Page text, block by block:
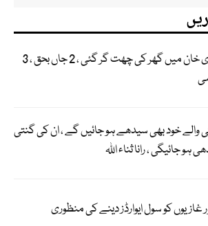
ڈیرہ غازی خان میں گھر کی چھت گر گئی ، 2 جاں بحق ، 3
والے خود بھی سیدھے ہو جائیں گے ، ان کی گنتی
ہو جائیگی ، رانا ثناء اللہ
غازیوں کو سول ایوارڈز دینے کی منظوری